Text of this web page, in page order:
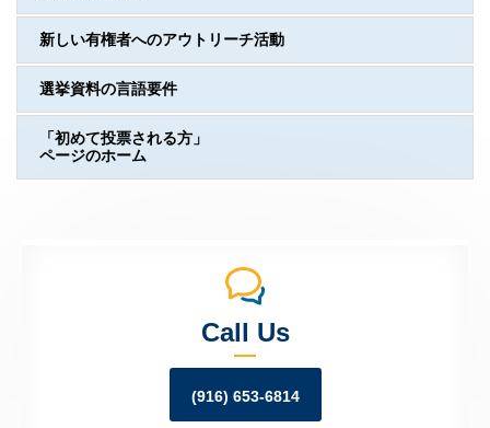
新しい有権者へのアウトリーチ活動
選挙資料の言語要件
「初めて投票される方」
ページのホーム
Call Us
(916) 653-6814